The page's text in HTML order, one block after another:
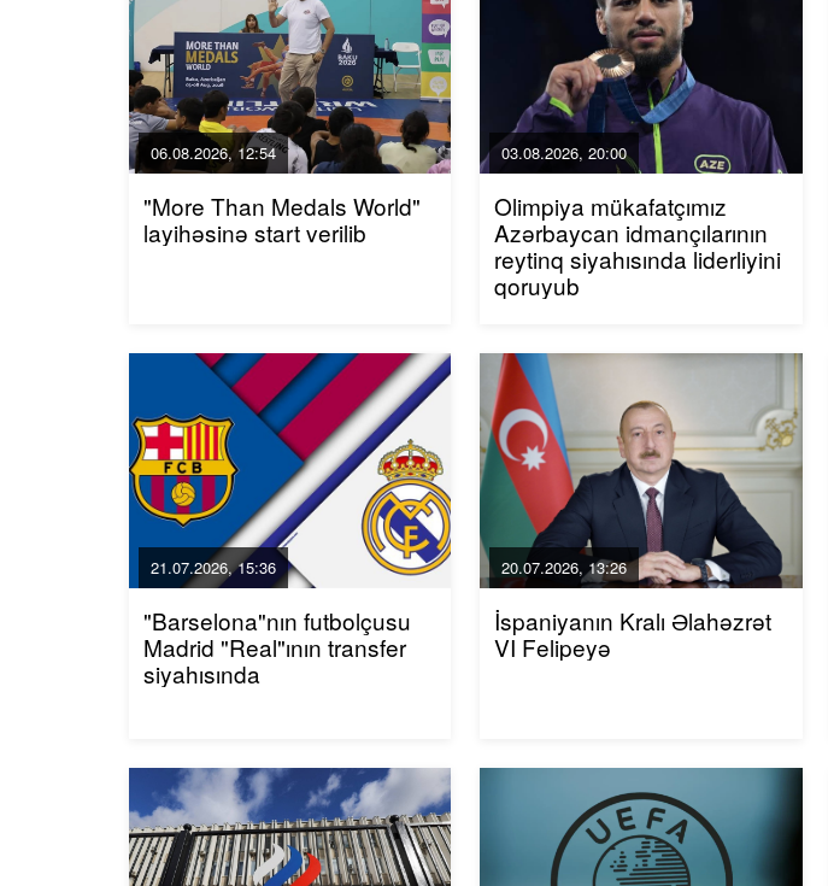
06.08.2026, 12:54
"More Than Medals World"
layihəsinə start verilib
03.08.2026, 20:00
Olimpiya mükafatçımız
Azərbaycan idmançılarının
reytinq siyahısında liderliyini
qoruyub
21.07.2026, 15:36
"Barselona"nın futbolçusu
Madrid "Real"ının transfer
siyahısında
20.07.2026, 13:26
İspaniyanın Kralı Əlahəzrət
VI Felipeyə